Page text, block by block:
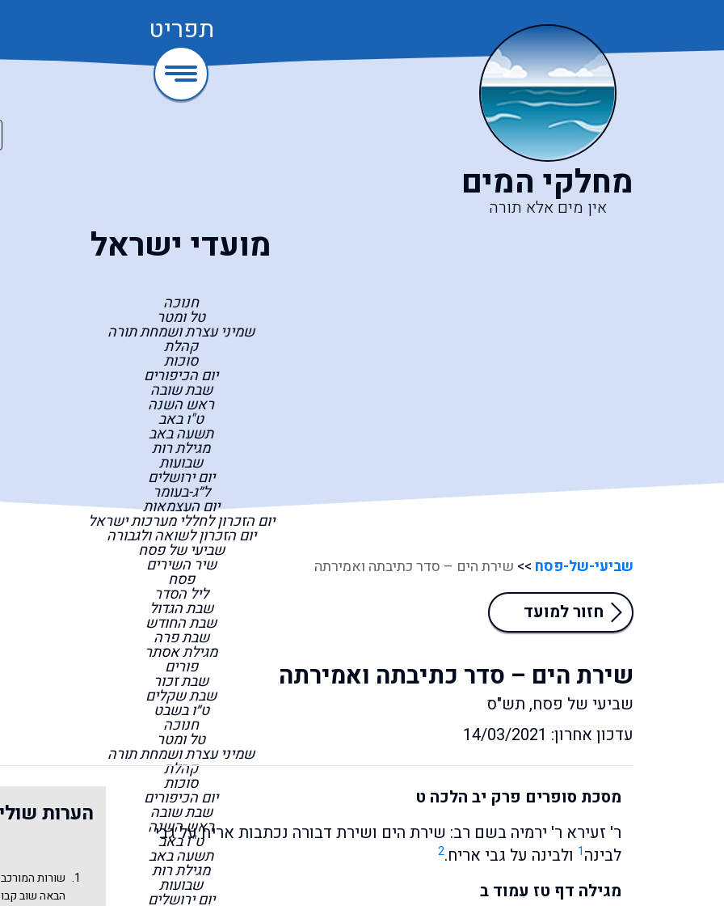
תפריט
מחלקי המים
אין מים אלא תורה
מועדי ישראל
חנוכה
טל ומטר
שמיני עצרת ושמחת תורה
קהלת
סוכות
יום הכיפורים
שבת שובה
ראש השנה
ט"ו באב
תשעה באב
מגילת רות
שבועות
יום ירושלים
ל״ג-בעומר
יום העצמאות
יום הזכרון לחללי מערכות ישראל
יום הזכרון לשואה ולגבורה
שביעי של פסח
שיר השירים
פסח
ליל הסדר
שבת הגדול
שבת החודש
שבת פרה
מגילת אסתר
פורים
שבת זכור
שבת שקלים
ט״ו בשבט
חנוכה
טל ומטר
שמיני עצרת ושמחת תורה
קהלת
סוכות
יום הכיפורים
שבת שובה
ראש השנה
ט"ו באב
תשעה באב
מגילת רות
שבועות
יום ירושלים
שביעי-של-פסח >> שירת הים – סדר כתיבתה ואמירתה
חזור למועד
שירת הים – סדר כתיבתה ואמירתה
שביעי של פסח, תש"ס
עדכון אחרון: 14/03/2021
מסכת סופרים פרק יב הלכה ט
ר' זעירא ר' ירמיה בשם רב: שירת הים ושירת דבורה נכתבות אריח על גבי
לבינה1 ולבינה על גבי אריח.2
מגילה דף טז עמוד ב
הערות
שורות
הבאה שוב